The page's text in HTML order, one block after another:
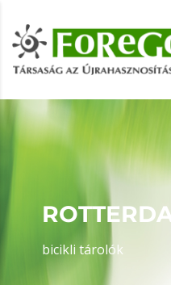
bicikli tárolók